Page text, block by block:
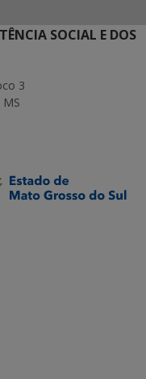
SOCIAL E DOS
3